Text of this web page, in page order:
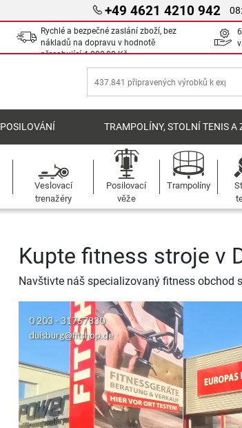
+49 4621 4210 942
Rychlé a bezpečné zaslání zboží, bez
nákladů na dopravu v hodnotě
přesahující4 000,00 Kč
POSILOVÁNÍ TRAMPOLÍNY, STOLNÍ TENIS A
Veslovací
trenažéry
Posilovací
věže
Trampolíny
Kupte fitness stroje v
Navštivte náš specializovaný fitness obchod